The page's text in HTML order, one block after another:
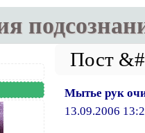
Мытье рук
13.09.2006